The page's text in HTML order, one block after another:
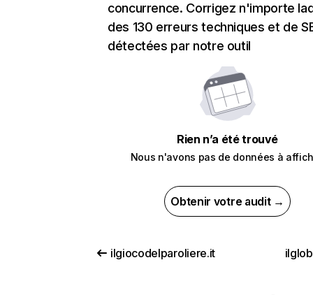
concurrence. Corrigez n'importe
des 130 erreurs techniques et de
détectées par notre outil
Rien n’a été trouvé
Nous n'avons pas de données à
Obtenir votre audit →
ilgiocodelparoliere.it